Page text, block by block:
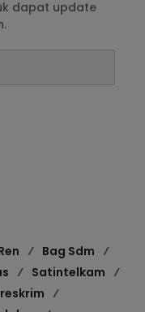
dapat update
Bag Sdm
Satintelkam